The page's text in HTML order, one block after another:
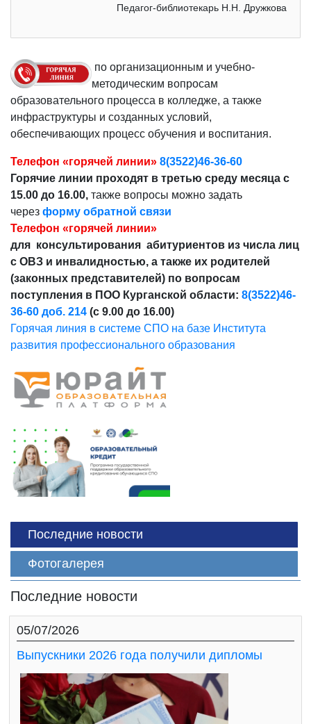
Педагог-библиотекарь Н.Н. Дружкова
по организационным и учебно-
методическим вопросам
образовательного процесса в колледже, а также
инфраструктуры и созданных условий,
обеспечивающих процесс обучения и воспитания.
Телефон «горячей линии» 8(3522)46-36-60
Горячие линии проходят в третью среду месяца с
15.00 до 16.00, также вопросы можно задать
через форму обратной связи
Телефон «горячей линии»
для консультирования абитуриентов из числа лиц
с ОВЗ и инвалидностью, а также их родителей
(законных представителей) по вопросам
поступления в ПОО Курганской области: 8(3522)46-
36-60 доб. 214 (с 9.00 до 16.00)
Горячая линия в системе СПО на базе Института
развития профессионального образования
Последние новости
Фотогалерея
Последние новости
05/07/2026
Выпускники 2026 года получили дипломы